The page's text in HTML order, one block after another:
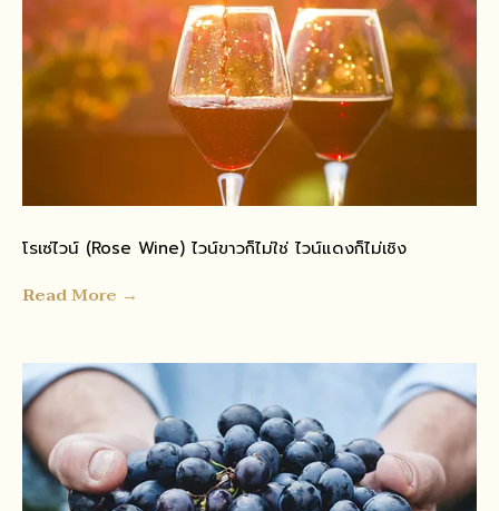
โรเซ่ไวน์ (Rose Wine) ไวน์ขาวก็ไม่ใช่ ไวน์แดงก็ไม่เชิง
Read More →